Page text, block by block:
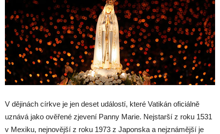
V dějinách církve je jen deset událostí, které Vatikán oficiálně
uznává jako ověřené zjevení Panny Marie. Nejstarší z roku 1531
v Mexiku, nejnovější z roku 1973 z Japonska a nejznámější je